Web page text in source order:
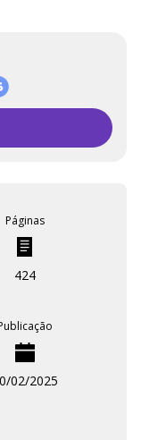
Nessa
mais sobre
da manifestação
através das
um olhar leve
como vejo, a
criá-la
Páginas
424
02/2025